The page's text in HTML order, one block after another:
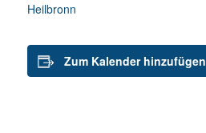
Heilbronn
Zum Kalender hinzufügen